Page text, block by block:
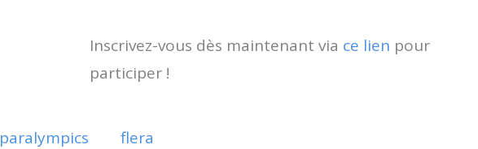
Inscrivez-vous dès maintenant via ce lien pour
participer !
paralympics flera